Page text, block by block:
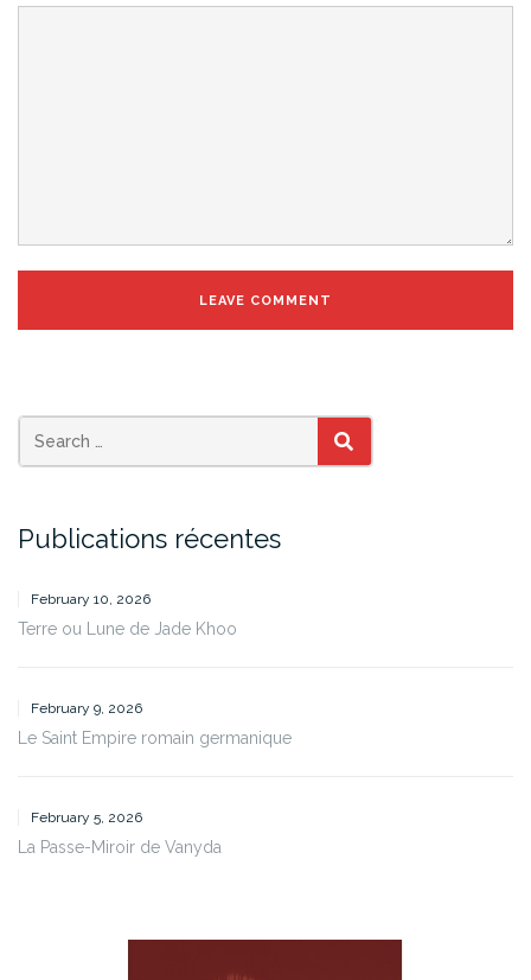
SEARCH
Publications récentes
February 10, 2026
Terre ou Lune de Jade Khoo
February 9, 2026
Le Saint Empire romain germanique
February 5, 2026
La Passe-Miroir de Vanyda